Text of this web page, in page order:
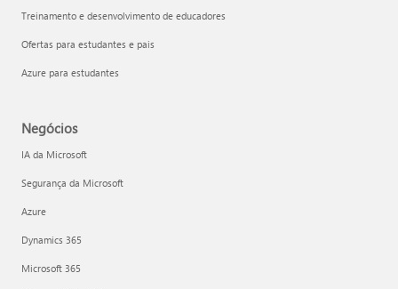
Treinamento e desenvolvimento de educadores
Ofertas para estudantes e pais
Azure para estudantes
Negócios
IA da Microsoft
Segurança da Microsoft
Azure
Dynamics 365
Microsoft 365